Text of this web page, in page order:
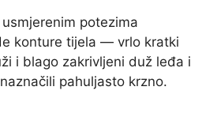
potezima
konture tijela — vrlo kratki
i blago zakrivljeni duž leđa i
pahuljasto krzno.